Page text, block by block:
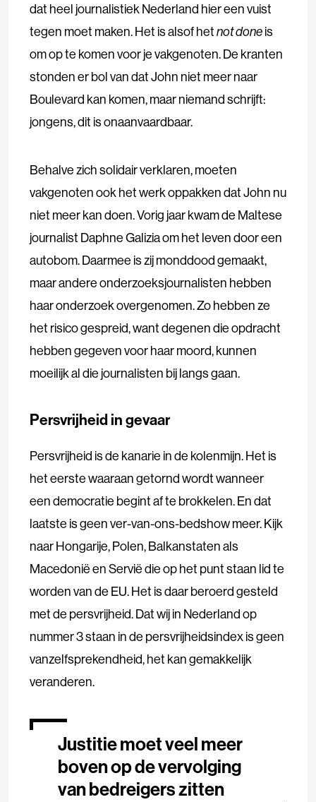
dat heel journalistiek Nederland hier een vuist
tegen moet maken. Het is alsof hetnot doneis
om op te komen voor je vakgenoten. De kranten
stonden er bol van dat John niet meer naar
Boulevard kan komen, maar niemand schrijft:
jongens, dit is onaanvaardbaar.
Behalve zich solidair verklaren, moeten
vakgenoten ook het werk oppakken dat John nu
niet meer kan doen. Vorig jaar kwam de Maltese
journalist Daphne Galizia om het leven door een
autobom. Daarmee is zij monddood gemaakt,
maar andere onderzoeksjournalisten hebben
haar onderzoek overgenomen. Zo hebben ze
het risico gespreid, want degenen die opdracht
hebben gegeven voor haar moord, kunnen
moeilijk al die journalisten bij langs gaan.
Persvrijheid in gevaar
Persvrijheid is de kanarie in de kolenmijn. Het is
het eerste waaraan getornd wordt wanneer
een democratie begint af te brokkelen. En dat
laatste is geen ver-van-ons-bedshow meer. Kijk
naar Hongarije, Polen, Balkanstaten als
Macedonië en Servië die op het punt staan lid te
worden van de EU. Het is daar beroerd gesteld
met de persvrijheid. Dat wij in Nederland op
nummer 3 staan in de persvrijheidsindex is geen
vanzelfsprekendheid, het kan gemakkelijk
veranderen.
Justitie moet veel meer
boven op de vervolging
van bedreigers zitten